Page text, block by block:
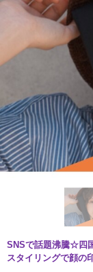
SNSで話題沸騰☆四
スタイリングで顔の